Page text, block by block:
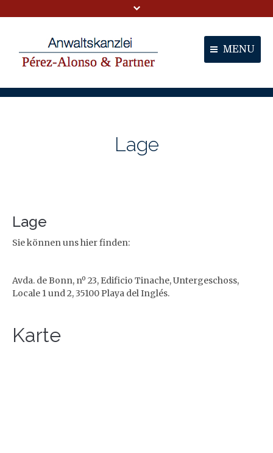
MENU
Portal
Dienstleistungen
Lage
Lage
Sie können uns hier finden:
Avda. de Bonn, nº 23, Edificio Tinache, Untergeschoss,
Locale 1 und 2, 35100 Playa del Inglés.
Karte